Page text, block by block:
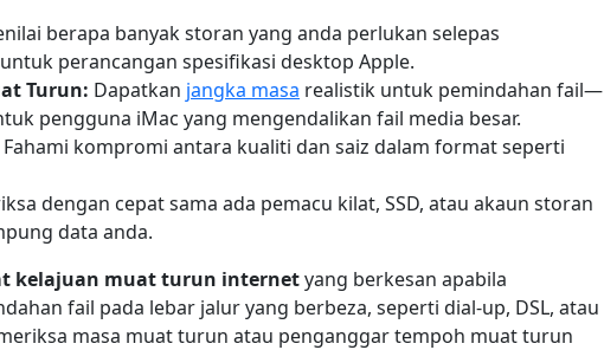
berapa banyak storan yang anda perlukan selepas
perancangan spesifikasi desktop Apple.
Turun: Dapatkan jangka masa realistik untuk pemindahan fail—
pengguna iMac yang mengendalikan fail media besar.
Fahami kompromi antara kualiti dan saiz dalam format seperti
dengan cepat sama ada pemacu kilat, SSD, atau akaun storan
data anda.
kelajuan muat turun internetyang berkesan apabila
fail pada lebar jalur yang berbeza, seperti dial-up, DSL, atau
masa muat turun atau penganggar tempoh muat turun